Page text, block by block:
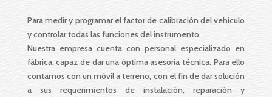
Para medir y programar el factor de calibración del vehículo
y controlar todas las funciones del instrumento.
Nuestra empresa cuenta con personal especializado en
fábrica, capaz de dar una óptima asesoría técnica. Para ello
contamos con un móvil a terreno, con el fin de dar solución
a sus requerimientos de instalación, reparación y